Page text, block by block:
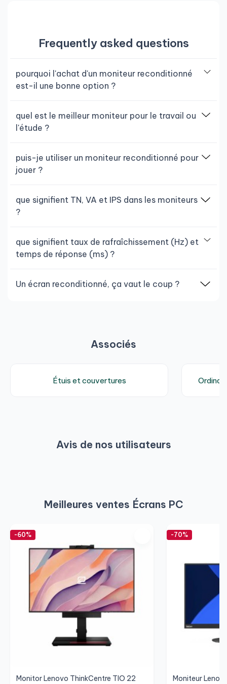
Frequently asked questions
pourquoi l'achat d'un moniteur reconditionné
est-il une bonne option ?
quel est le meilleur moniteur pour le travail ou
l'étude ?
puis-je utiliser un moniteur reconditionné pour
jouer ?
que signifient TN, VA et IPS dans les moniteurs
?
que signifient taux de rafraîchissement (Hz) et
temps de réponse (ms) ?
Un écran reconditionné, ça vaut le coup ?
Associés
Étuis et couvertures
Avis de nos utilisateurs
Meilleures ventes Écrans PC
-60%
Monitor Lenovo ThinkCentre TIO 22
-70%
Moniteur